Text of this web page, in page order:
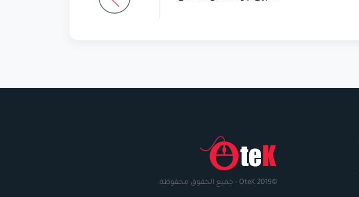
©2019 OteK - جميع الحقوق محفوظة.